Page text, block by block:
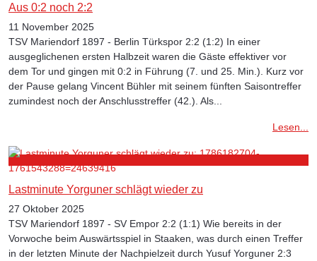
Aus 0:2 noch 2:2
11 November 2025
TSV Mariendorf 1897 - Berlin Türkspor 2:2 (1:2) In einer
ausgeglichenen ersten Halbzeit waren die Gäste effektiver vor
dem Tor und gingen mit 0:2 in Führung (7. und 25. Min.). Kurz vor
der Pause gelang Vincent Bühler mit seinem fünften Saisontreffer
zumindest noch der Anschlusstreffer (42.). Als...
Lesen...
Lastminute Yorguner schlägt wieder zu
27 Oktober 2025
TSV Mariendorf 1897 - SV Empor 2:2 (1:1) Wie bereits in der
Vorwoche beim Auswärtsspiel in Staaken, was durch einen Treffer
in der letzten Minute der Nachpielzeit durch Yusuf Yorguner 2:3